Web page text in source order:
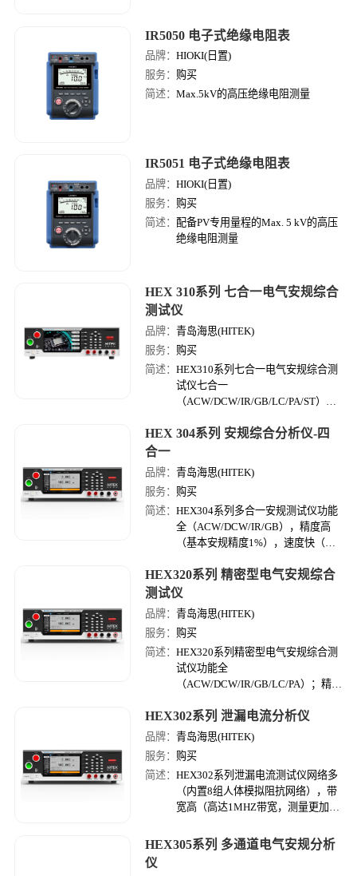
IR5050 电子式绝缘电阻表
品牌：HIOKI(日置)
服务： 购买
简述：Max.5kV的高压绝缘电阻测量
IR5051 电子式绝缘电阻表
品牌：HIOKI(日置)
服务： 购买
简述： 配备PV专用量程的Max. 5 kV的高压
绝缘电阻测量
HEX 310系列 七合一电气安规综合
测试仪
品牌：青岛海思(HITEK)
服务： 购买
简述：HEX310系列七合一电气安规综合测
试仪七合一
（ACW/DCW/IR/GB/LC/PA/ST），
速度快（测试步切换＜0.05S），量
程可达50GΩ）。
HEX 304系列 安规综合分析仪-四
合一
品牌：青岛海思(HITEK)
服务： 购买
简述：HEX304系列多合一安规测试仪功能
全（ACW/DCW/IR/GB），精度高
（基本安规精度1%），速度快（测
容量500VA/1000VA，绝缘量程可达
200GΩ）。
HEX320系列 精密型电气安规综合
测试仪
品牌：青岛海思(HITEK)
服务： 购买
简述：HEX320系列精密型电气安规综合测
试仪功能全
（ACW/DCW/IR/GB/LC/PA）；精度
准（功率测量范围0.01W-8kW量程）
量程大（耐压容量标配500VA，绝缘
量程可达50GΩ）。
HEX302系列 泄漏电流分析仪
品牌：青岛海思(HITEK)
服务： 购买
简述：HEX302系列泄漏电流测试仪网络多
（内置8组人体模拟阻抗网络），带
宽高（高达1MHZ带宽，测量更加精
值/Peak/AC+DC分量），测量准（电
HEX305系列 多通道电气安规分析
仪